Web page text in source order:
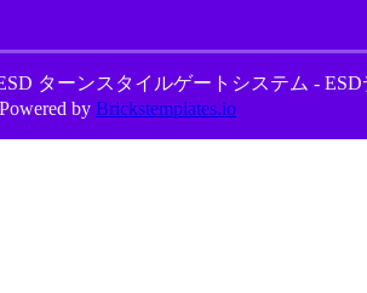
ターンスタイルゲートシステム - ESD
by Brickstemplates.io